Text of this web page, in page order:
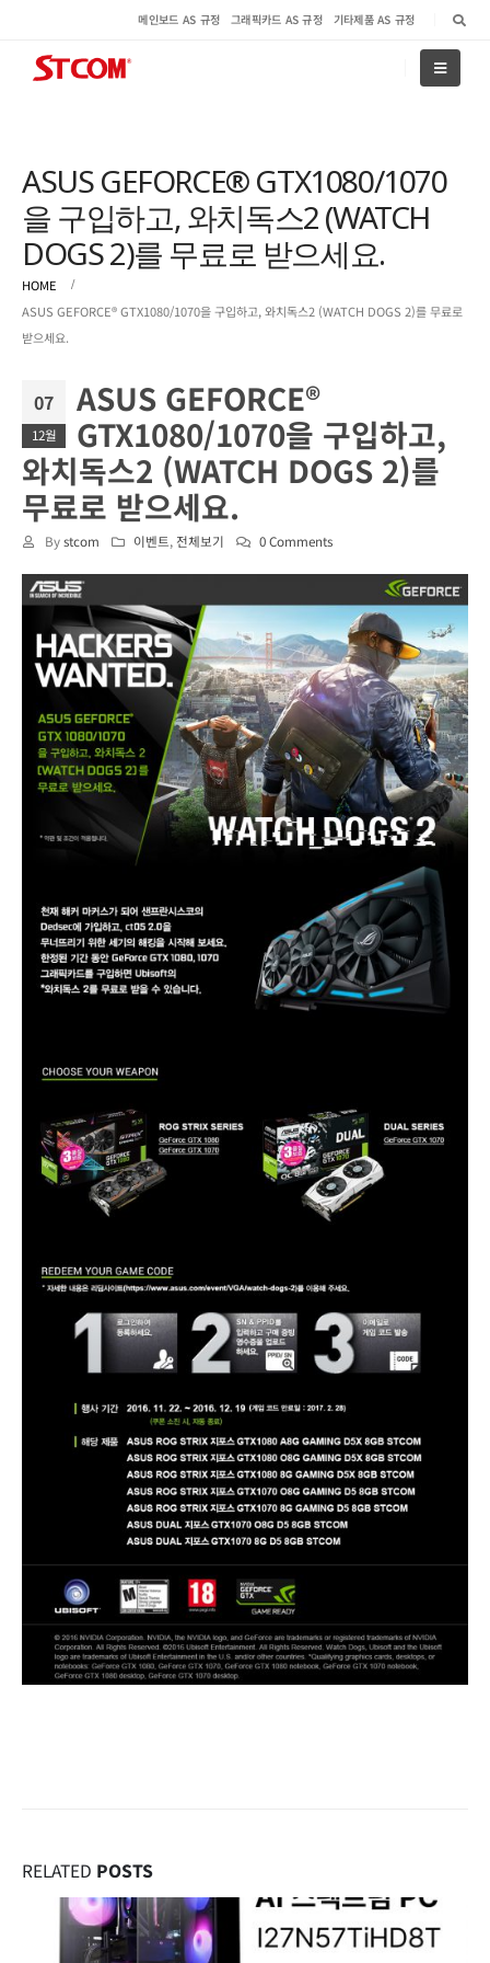
메인보드 AS 규정 그래픽카드 AS 규정 기타제품 AS 규정
ASUS GEFORCE® GTX1080/1070
을 구입하고, 와치독스2 (WATCH
DOGS 2)를 무료로 받으세요.
HOME
ASUS GEFORCE® GTX1080/1070을 구입하고, 와치독스2 (WATCH DOGS 2)를 무료로
받으세요.
07
12월
ASUS GEFORCE®
GTX1080/1070을 구입하고,
와치독스2 (WATCH DOGS 2)를
무료로 받으세요.
Bystcom 이벤트, 전체보기 0 Comments
RELATED POSTS